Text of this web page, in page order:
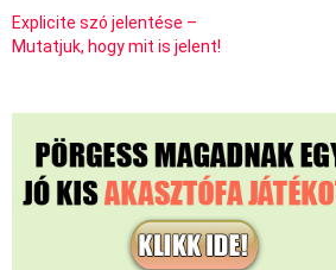
Explicite szó jelentése –
Mutatjuk, hogy mit is jelent!